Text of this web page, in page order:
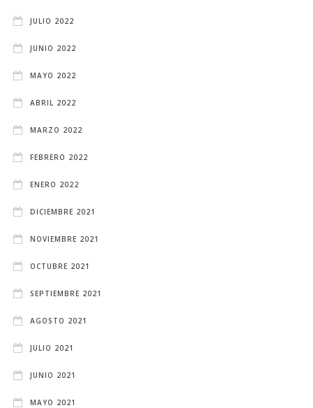
JULIO 2022
JUNIO 2022
MAYO 2022
ABRIL 2022
MARZO 2022
FEBRERO 2022
ENERO 2022
DICIEMBRE 2021
NOVIEMBRE 2021
OCTUBRE 2021
SEPTIEMBRE 2021
AGOSTO 2021
JULIO 2021
JUNIO 2021
MAYO 2021